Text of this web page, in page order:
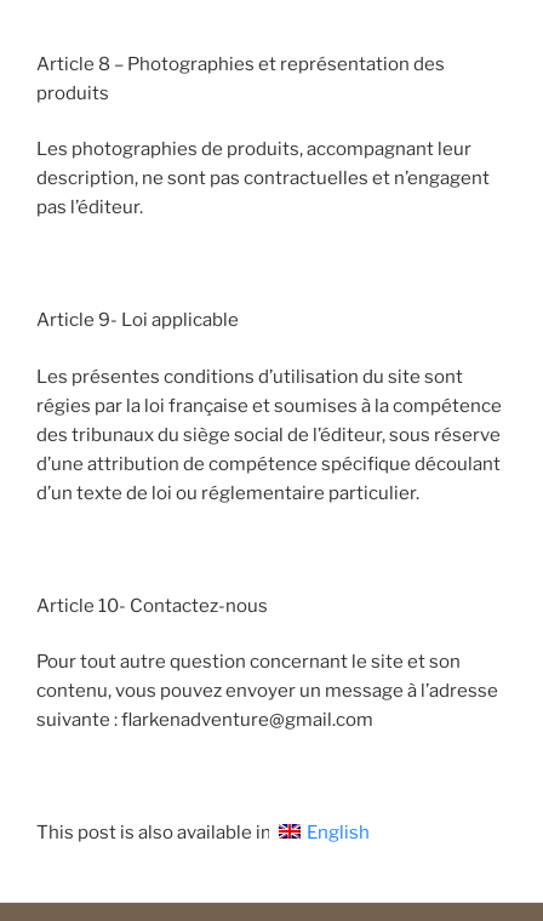
Article 8 – Photographies et représentation des
produits
Les photographies de produits, accompagnant leur
description, ne sont pas contractuelles et n’engagent
pas l’éditeur.
Article 9- Loi applicable
Les présentes conditions d’utilisation du site sont
régies par la loi française et soumises à la compétence
des tribunaux du siège social de l’éditeur, sous réserve
d’une attribution de compétence spécifique découlant
d’un texte de loi ou réglementaire particulier.
Article 10- Contactez-nous
Pour tout autre question concernant le site et son
contenu, vous pouvez envoyer un message à l’adresse
suivante :flarkenadventure@gmail.com
This post is also available in: English